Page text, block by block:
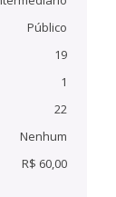
Público
19
1
22
Nenhum
R$ 60,00